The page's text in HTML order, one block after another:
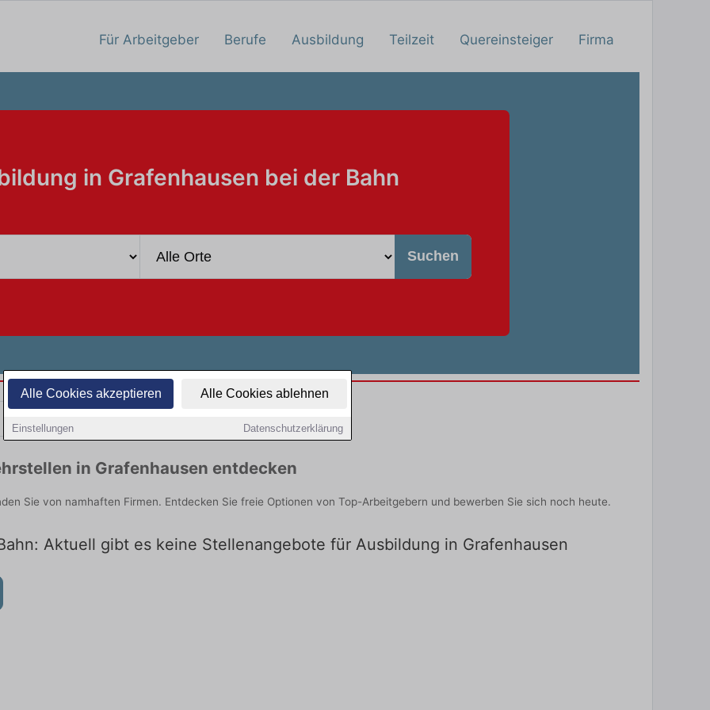
Alle Cookies akzeptieren Alle Cookies ablehnen
Einstellungen Datenschutzerklärung
Für Arbeitgeber Berufe Ausbildung Teilzeit Quereinsteiger Firma
in Grafenhausen bei der Bahn
Suchen
in Grafenhausen entdecken
Sie von namhaften Firmen. Entdecken Sie freie Optionen von Top-Arbeitgebern und bewerben Sie sich noch heute.
Aktuell gibt es keine Stellenangebote für Ausbildung in Grafenhausen